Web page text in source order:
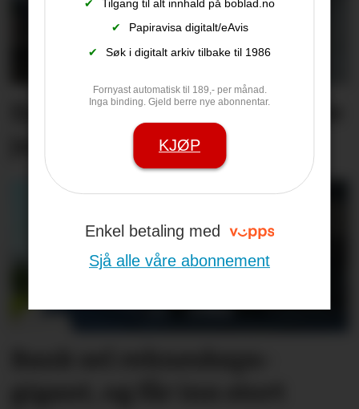
✔
Tilgang til alt innhald på boblad.no
✔
Papiravisa digitalt/eAvis
✔
Søk i digitalt arkiv tilbake til 1986
Fornyast automatisk til 189,- per månad.
Inga binding. Gjeld berre nye abonnentar.
KJØP
Enkel betaling med
Sjå alle våre abonnement
Espen er jubilant - sjå heile
jubilantlista her